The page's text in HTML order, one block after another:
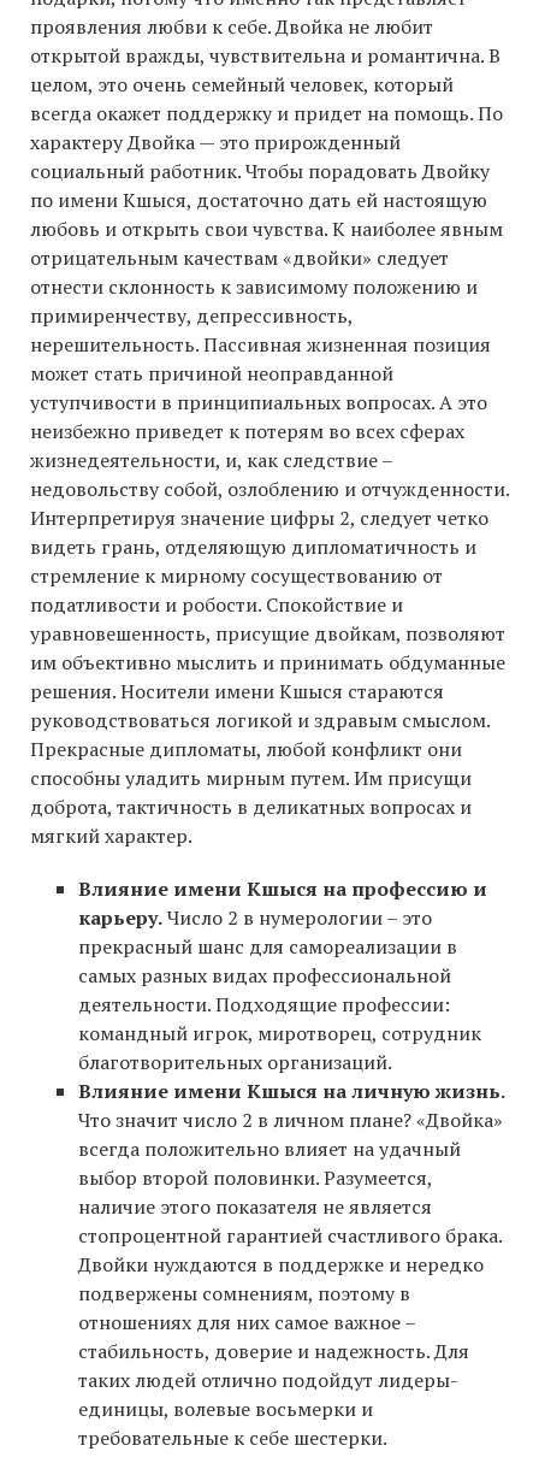
проявления любви к себе. Двойка не любит
открытой вражды, чувствительна и романтична. В
целом, это очень семейный человек, который
всегда окажет поддержку и придет на помощь. По
характеру Двойка — это прирожденный
социальный работник. Чтобы порадовать Двойку
по имени Кшыся, достаточно дать ей настоящую
любовь и открыть свои чувства. К наиболее явным
отрицательным качествам «двойки» следует
отнести склонность к зависимому положению и
примиренчеству, депрессивность,
нерешительность. Пассивная жизненная позиция
может стать причиной неоправданной
уступчивости в принципиальных вопросах. А это
неизбежно приведет к потерям во всех сферах
жизнедеятельности, и, как следствие –
недовольству собой, озлоблению и отчужденности.
Интерпретируя значение цифры 2, следует четко
видеть грань, отделяющую дипломатичность и
стремление к мирному сосуществованию от
податливости и робости. Спокойствие и
уравновешенность, присущие двойкам, позволяют
им объективно мыслить и принимать обдуманные
решения. Носители имени Кшыся стараются
руководствоваться логикой и здравым смыслом.
Прекрасные дипломаты, любой конфликт они
способны уладить мирным путем. Им присущи
доброта, тактичность в деликатных вопросах и
мягкий характер.
Влияние имени Кшыся на профессию и
карьеру.Число 2 в нумерологии – это
прекрасный шанс для самореализации в
самых разных видах профессиональной
деятельности. Подходящие профессии:
командный игрок, миротворец, сотрудник
благотворительных организаций.
Влияние имени Кшыся на личную жизнь.
Что значит число 2 в личном плане? «Двойка»
всегда положительно влияет на удачный
выбор второй половинки. Разумеется,
наличие этого показателя не является
стопроцентной гарантией счастливого брака.
Двойки нуждаются в поддержке и нередко
подвержены сомнениям, поэтому в
отношениях для них самое важное –
стабильность, доверие и надежность. Для
таких людей отлично подойдут лидеры-
единицы, волевые восьмерки и
требовательные к себе шестерки.